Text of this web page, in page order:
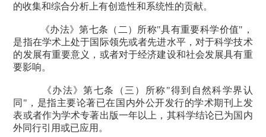
的收集和综合分析上有创造性和系统性的贡献。
《办法》第七条（二）所称"具有重要科学价值" ，
是指在学术上处于国际领先或者先进水平，对于科学技术
的发展有重要意义，或者对于经济建设和社会发展具有重
要影响。
《办法》第七条（三）所称"得到自然科学界认
同 " ，是指主要论著已在国内外公开发行的学术期刊上发
表或者作为学术专著出版一年以上，其科学结论已为国内
外同行引用或已应用。